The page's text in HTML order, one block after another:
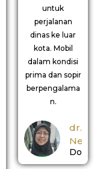
untuk
perjalanan
dinas ke luar
kota. Mobil
dalam kondisi
prima dan sopir
berpengalama
n.
dr.
Nerina
Dokter